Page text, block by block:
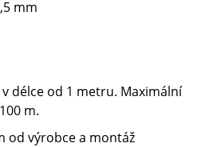
mm
délce od 1 metru. Maximální
m.
od výrobce a montáž